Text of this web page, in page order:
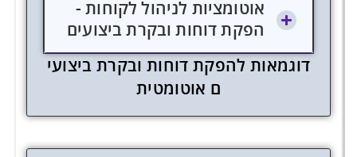
אוטומציות לניהול לקוחות -
הפקת דוחות ובקרת ביצועים
דוגמאות להפקת דוחות ובקרת ביצועי
ם אוטומטית